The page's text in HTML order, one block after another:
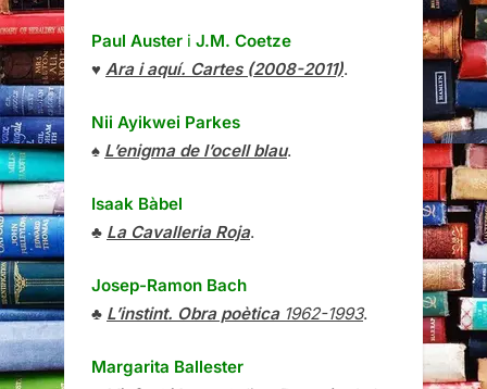
Paul Auster i J.M. Coetze
♥ Ara i aquí. Cartes (2008-2011).
Nii Ayikwei Parkes
♠ L’enigma de l’ocell blau.
Isaak Bàbel
♣ La Cavalleria Roja.
Josep-Ramon Bach
♣ L’instint. Obra poètica1962-1993.
Margarita Ballester